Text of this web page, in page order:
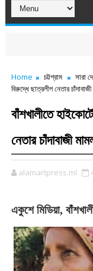
Home চট্টগ্রাম সারা
বিরুদ্ধে ছাত্রলীগ নেতার
বাঁশখালীতে
নেতার চাঁদাবাজী
alamartpress.ml
একুশে মিডিয়া,